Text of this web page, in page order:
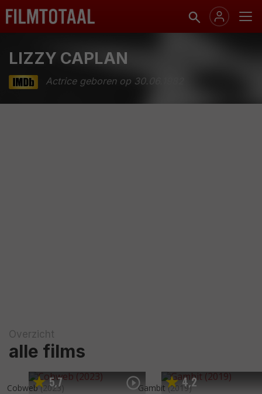
LIZZY CAPLAN
Actrice geboren op 30.06.1982
Overzicht
alle films
5,7
Cobweb (2023) 4,2
Gambit (2019)